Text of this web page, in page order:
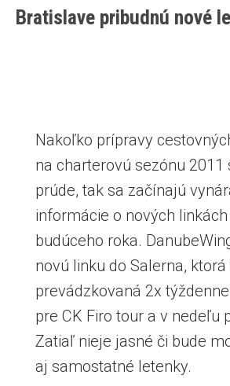
Bratislave pribudnú nové
Nakoľko prípravy
na charterovú sezónu 2011
prúde, tak sa začínajú
informácie o nových
budúceho roka.
novú linku do Salerna, ktorá
prevádzkovaná 2x
pre CK Firo tour a v nedeľu
Zatiaľ nieje jasné či bude
aj samostatné letenky.